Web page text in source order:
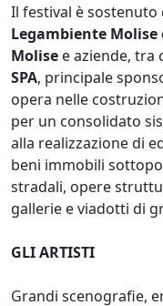
Il festival è sostenuto
Legambiente
Molise e aziende, tra
SPA, principale
opera nelle
per un consolidato
alla realizzazione di
beni immobili
stradali, opere
gallerie e viadotti di
GLI ARTISTI
Grandi scenografie,